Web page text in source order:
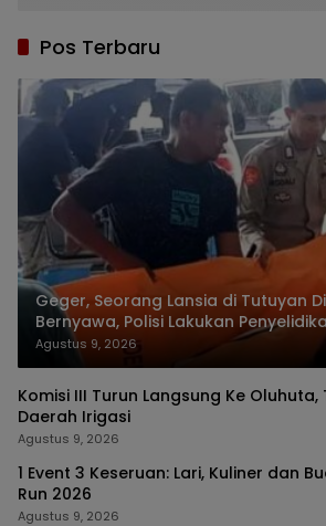
Pos Terbaru
Geger, Seorang Lansia di Tutuyan
Bernyawa, Polisi Lakukan
Agustus 9, 2026
Komisi III Turun Langsung Ke Oluhuta,
Daerah Irigasi
Agustus 9, 2026
1 Event 3 Keseruan: Lari, Kuliner dan
Run 2026
Agustus 9, 2026